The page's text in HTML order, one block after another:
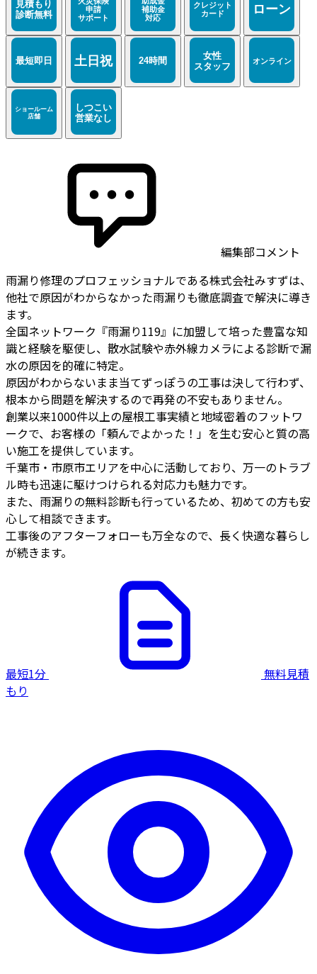
編集部コメント
雨漏り修理のプロフェッショナルである株式会社みすずは、
他社で原因がわからなかった雨漏りも徹底調査で解決に導き
ます。
全国ネットワーク『雨漏り119』に加盟して培った豊富な知
識と経験を駆使し、散水試験や赤外線カメラによる診断で漏
水の原因を的確に特定。
原因がわからないまま当てずっぽうの工事は決して行わず、
根本から問題を解決するので再発の不安もありません。
創業以来1000件以上の屋根工事実績と地域密着のフットワ
ークで、お客様の「頼んでよかった！」を生む安心と質の高
い施工を提供しています。
千葉市・市原市エリアを中心に活動しており、万一のトラブ
ル時も迅速に駆けつけられる対応力も魅力です。
また、雨漏りの無料診断も行っているため、初めての方も安
心して相談できます。
工事後のアフターフォローも万全なので、長く快適な暮らし
が続きます。
最短1分
無料見積
もり